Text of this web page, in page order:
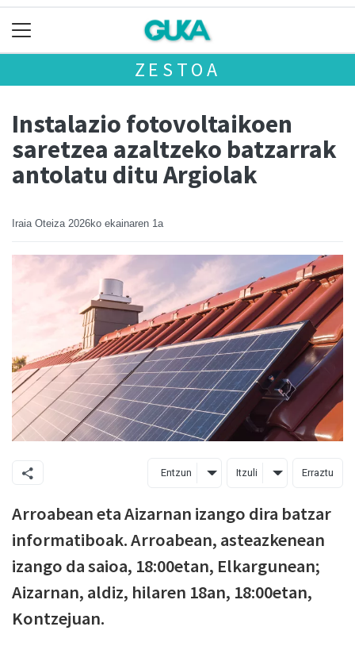
ZESTOA
Instalazio fotovoltaikoen
saretzea azaltzeko batzarrak
antolatu ditu Argiolak
Iraia Oteiza 2026ko ekainaren 1a
Entzun Itzuli Erraztu
Arroabean eta Aizarnan izango dira batzar
informatiboak. Arroabean, asteazkenean
izango da saioa, 18:00etan, Elkargunean;
Aizarnan, aldiz, hilaren 18an, 18:00etan,
Kontzejuan.